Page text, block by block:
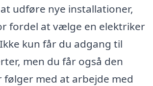
udføre nye installationer,
fordel at vælge en elektriker
kun får du adgang til
men du får også den
med at arbejde med